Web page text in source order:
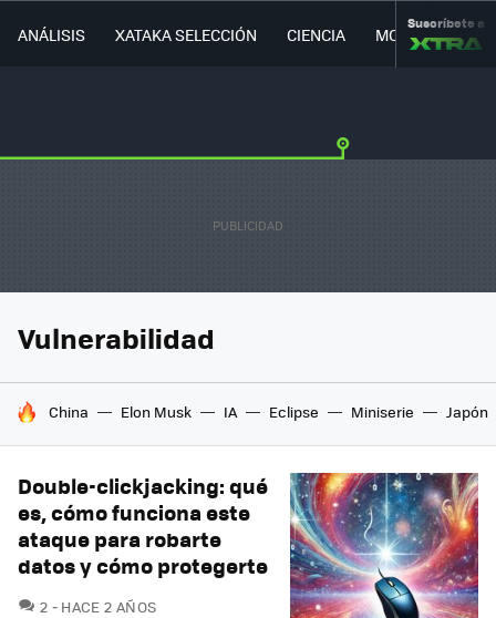
ANÁLISIS XATAKA SELECCIÓN CIENCIA MOVILIDAD
Suscríbete a
Vulnerabilidad
HOY SE HABLA DE
China Elon Musk IA Eclipse Miniserie Japón
Double-clickjacking: qué
es, cómo funciona este
ataque para robarte
datos y cómo protegerte
2 COMENTARIOS
HACE 2 AÑOS